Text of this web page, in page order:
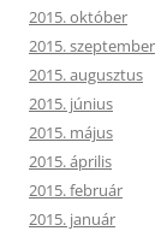
2015. október
2015. szeptember
2015. augusztus
2015. június
2015. május
2015. április
2015. február
2015. január